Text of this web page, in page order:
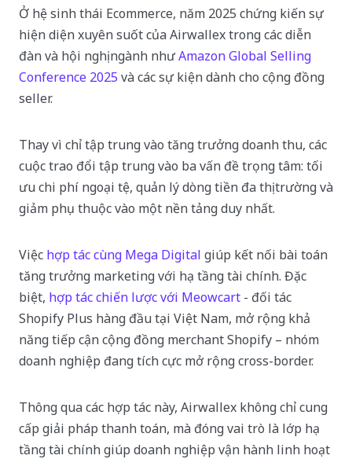
Ở hệ sinh thái Ecommerce, năm 2025 chứng kiến sự
hiện diện xuyên suốt của Airwallex trong các diễn
đàn và hội nghị ngành nhưAmazon Global Selling
Conference 2025 và các sự kiện dành cho cộng đồng
seller.
Thay vì chỉ tập trung vào tăng trưởng doanh thu, các
cuộc trao đổi tập trung vào ba vấn đề trọng tâm: tối
ưu chi phí ngoại tệ, quản lý dòng tiền đa thị trường và
giảm phụ thuộc vào một nền tảng duy nhất.
Việc hợp tác cùng Mega Digital giúp kết nối bài toán
tăng trưởng marketing với hạ tầng tài chính. Đặc
biệt, hợp tác chiến lược với Meowcart - đối tác
Shopify Plus hàng đầu tại Việt Nam, mở rộng khả
năng tiếp cận cộng đồng merchant Shopify – nhóm
doanh nghiệp đang tích cực mở rộng cross-border.
Thông qua các hợp tác này, Airwallex không chỉ cung
cấp giải pháp thanh toán, mà đóng vai trò là lớp hạ
tầng tài chính giúp doanh nghiệp vận hành linh hoạt